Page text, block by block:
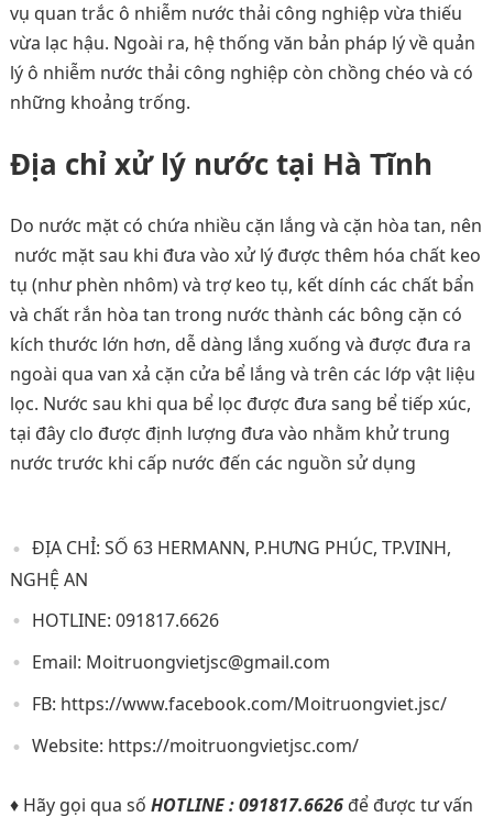
vụ quan trắc ô nhiễm nước thải công nghiệp vừa thiếu
vừa lạc hậu. Ngoài ra, hệ thống văn bản pháp lý về quản
lý ô nhiễm nước thải công nghiệp còn chồng chéo và có
những khoảng trống.
Địa chỉ xử lý nước tại Hà Tĩnh
Do nước mặt có chứa nhiều cặn lắng và cặn hòa tan, nên
nước mặt sau khi đưa vào xử lý được thêm hóa chất keo
tụ (như phèn nhôm) và trợ keo tụ, kết dính các chất bẩn
và chất rắn hòa tan trong nước thành các bông cặn có
kích thước lớn hơn, dễ dàng lắng xuống và được đưa ra
ngoài qua van xả cặn cửa bể lắng và trên các lớp vật liệu
lọc. Nước sau khi qua bể lọc được đưa sang bể tiếp xúc,
tại đây clo được định lượng đưa vào nhằm khử trung
nước trước khi cấp nước đến các nguồn sử dụng
ĐỊA CHỈ: SỐ 63 HERMANN, P.HƯNG PHÚC, TP.VINH,
NGHỆ AN
HOTLINE: 091817.6626
Email: Moitruongvietjsc@gmail.com
FB: https://www.facebook.com/Moitruongviet.jsc/
Website: https://moitruongvietjsc.com/
♦ Hãy gọi qua số HOTLINE : 091817.6626để được tư vấn